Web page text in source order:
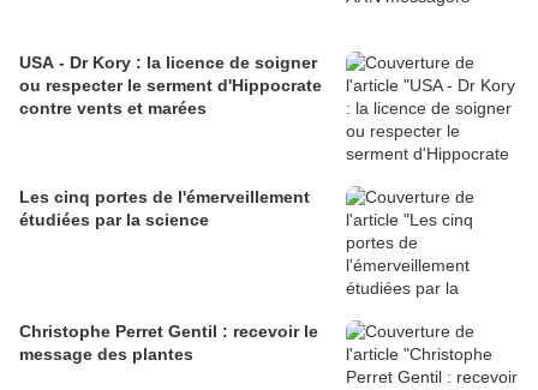
USA - Dr Kory : la licence de soigner
ou respecter le serment d'Hippocrate
contre vents et marées
Les cinq portes de l'émerveillement
étudiées par la science
Christophe Perret Gentil : recevoir le
message des plantes